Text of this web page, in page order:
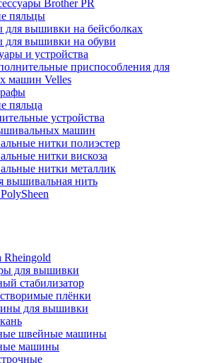
Brother PR
пяльцы
для вышивки на бейсболках
для вышивки на обуви
и устройства
приспособления для
машин Velles
пяльца
устройства
машин
нитки полиэстер
нитки вискоза
нитки металлик
вышивальная нить
Rheingold
для вышивки
стабилизатор
плёнки
для вышивки
швейные машины
машины